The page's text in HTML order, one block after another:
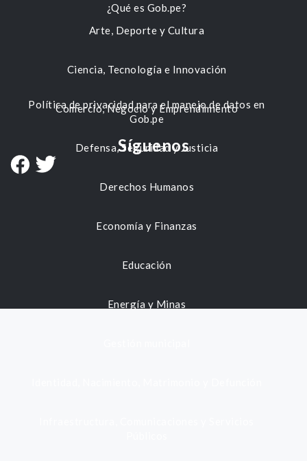
Arte, Deporte y Cultura
Ciencia, Tecnología e Innovación
Comercio, Negocio y Emprendimiento
Defensa, Seguridad y Justicia
Derechos Humanos
Economía y Finanzas
Educación
Energía y Minas
¿Qué es Gob.pe?
Política de privacidad para el manejo de datos en
Gob.pe
Síguenos